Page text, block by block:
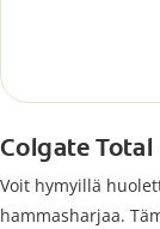
Colgate
Voit hymyillä
hammasharjaa.